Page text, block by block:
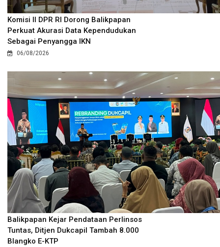
Komisi II DPR RI Dorong Balikpapan
Perkuat Akurasi Data Kependudukan
Sebagai Penyangga IKN
06/08/2026
Balikpapan Kejar Pendataan Perlinsos
Tuntas, Ditjen Dukcapil Tambah 8.000
Blangko E-KTP